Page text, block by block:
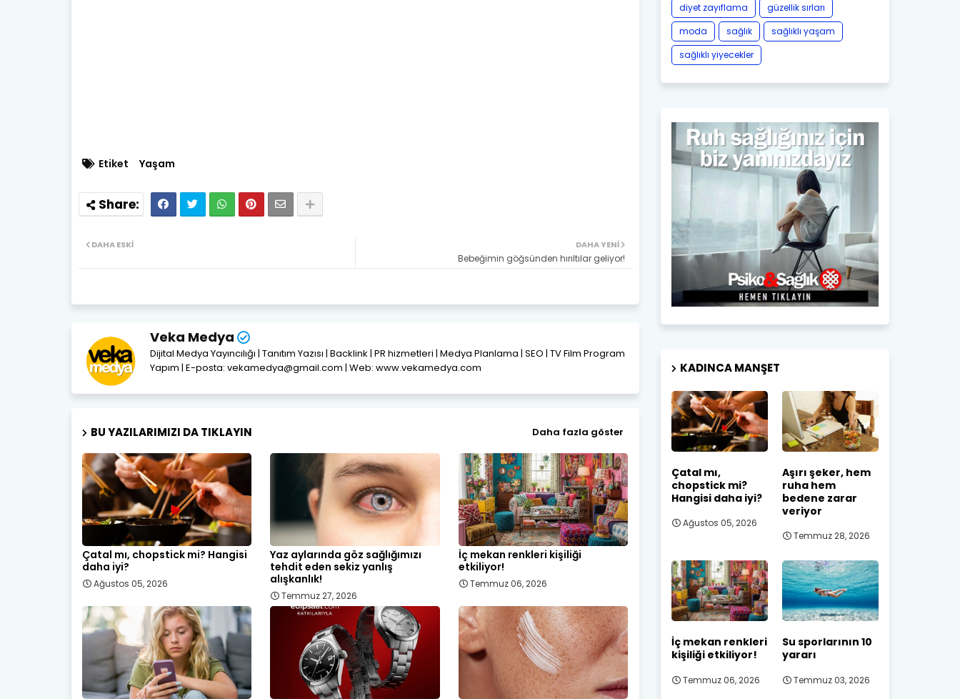
Etiket Yaşam
DAHA YENI
Bebeğimin göğsünden hırıltılar geliyor!
DAHA ESKI
Veka Medya
Dijital Medya Yayıncılığı | Tanıtım Yazısı | Backlink | PR hizmetleri | Medya Planlama | SEO | TV Film Program
Yapım | E-posta: vekamedya@gmail.com | Web: www.vekamedya.com
BU YAZILARIMIZI DA TIKLAYIN Daha fazla göster
Çatal mı, chopstick mi? Hangisi
daha iyi?
Ağustos 05, 2026
Yaz aylarında göz sağlığımızı
tehdit eden sekiz yanlış
alışkanlık!
Temmuz 27, 2026
İç mekan renkleri kişiliği
etkiliyor!
Temmuz 06, 2026
diyet zayıflama
güzellik sırları
moda
sağlık
sağlıklı yaşam
sağlıklı yiyecekler
KADINCA MANŞET
Çatal mı,
chopstick mi?
Hangisi daha iyi?
Ağustos 05, 2026
Aşırı şeker, hem
ruha hem
bedene zarar
veriyor
Temmuz 28, 2026
İç mekan renkleri
kişiliği etkiliyor!
Temmuz 06, 2026
Su sporlarının 10
yararı
Temmuz 03, 2026